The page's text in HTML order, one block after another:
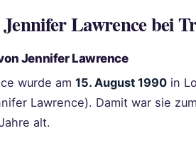
Lawrence bei
Jennifer Lawrence
wurde am 15. August 1990 in
Lawrence). Damit war sie
alt.